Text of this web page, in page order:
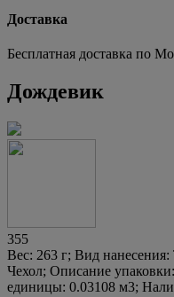
Доставка
Бесплатная доставка по
Дождевик
355
Вес: 263 г; Вид
Чехол; Описание
единицы: 0.03108 м3;